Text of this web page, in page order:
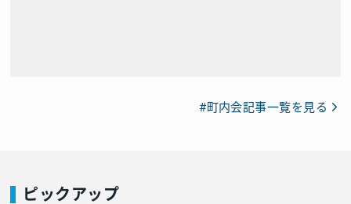
#町内会記事一覧を見る
ピックアップ